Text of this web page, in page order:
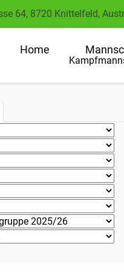
64, 8720 Knittelfeld,
Home